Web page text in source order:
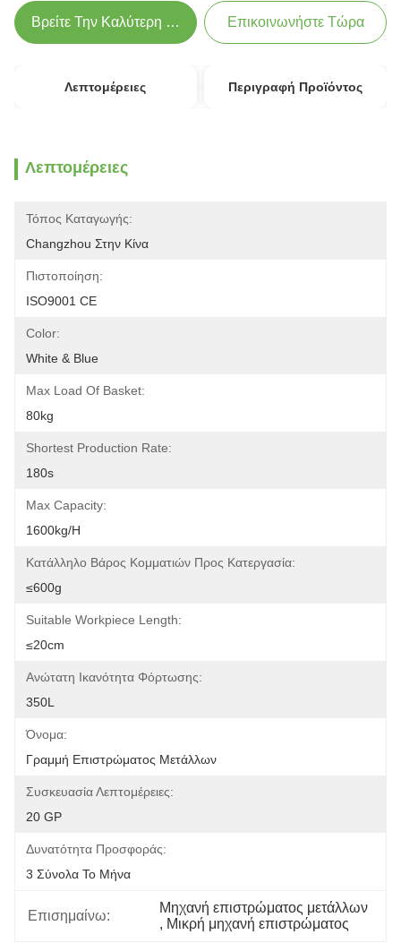
Βρείτε Την Καλύτερη Τιμή Επικοινωνήστε Τώρα
Λεπτομέρειες Περιγραφή Προϊόντος
Λεπτομέρειες
Τόπος Καταγωγής:
Changzhou Στην Κίνα
Πιστοποίηση:
ISO9001 CE
Color:
White & Blue
Max Load Of Basket:
80kg
Shortest Production Rate:
180s
Max Capacity:
1600kg/h
Κατάλληλο Βάρος Κομματιών Προς Κατεργασία:
≤600g
Suitable Workpiece Length:
≤20cm
Ανώτατη Ικανότητα Φόρτωσης:
350L
Όνομα:
Γραμμή Επιστρώματος Μετάλλων
Συσκευασία Λεπτομέρειες:
20 GP
Δυνατότητα Προσφοράς:
3 Σύνολα Το Μήνα
Επισημαίνω:
Μηχανή επιστρώματος μετάλλων
, Μικρή μηχανή επιστρώματος